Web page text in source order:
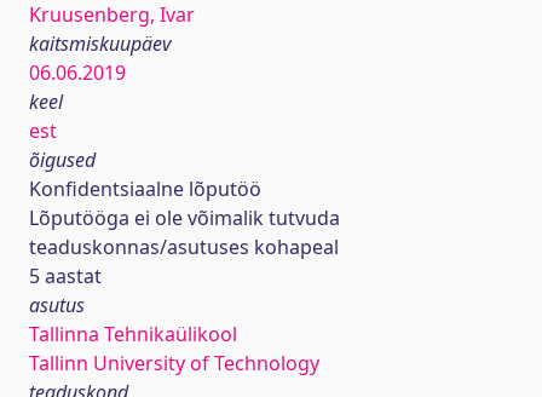
Kruusenberg, Ivar
kaitsmiskuupäev
06.06.2019
keel
est
õigused
Konfidentsiaalne lõputöö
Lõputööga ei ole võimalik tutvuda
teaduskonnas/asutuses kohapeal
5 aastat
asutus
Tallinna Tehnikaülikool
Tallinn University of Technology